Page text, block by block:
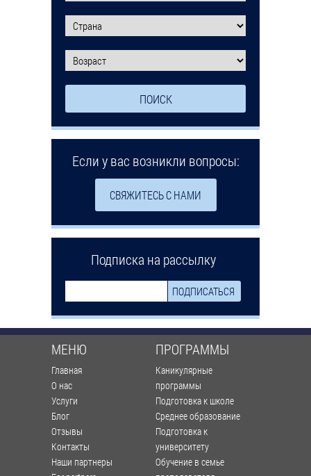
Если у вас возникли вопросы:
СВЯЖИТЕСЬ С НАМИ
Подписка на рассылку
МЕНЮ
Главная
О нас
Услуги
Блог
Отзывы
Контакты
Наши партнеры
ПРОГРАММЫ
Каникулярные
программы
Подготовка к школе
Среднее образование
Подготовка к
университету
Обучение в семье